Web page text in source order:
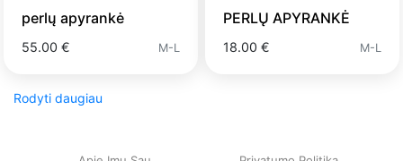
perlų apyrankė
55.00 € M-L
PERLŲ APYRANKĖ
18.00 € M-L
Rodyti daugiau